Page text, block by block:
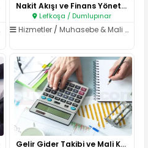
Nakit Akışı ve Finans Yönetimi..
Lefkoşa / Dumlupınar
Hizmetler /Muhasebe & Mali Müşavirlik
Gelir Gider Takibi ve Mali Kay..